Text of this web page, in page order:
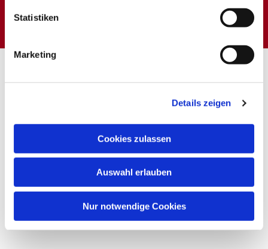
Statistiken
Marketing
Details zeigen
Cookies zulassen
Auswahl erlauben
Nur notwendige Cookies